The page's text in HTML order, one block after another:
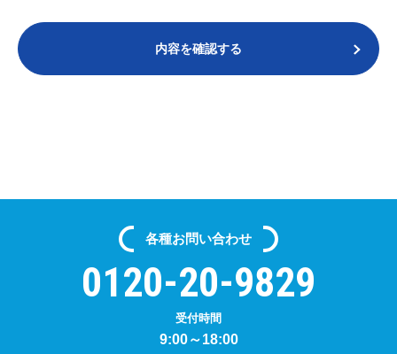
各種お問い合わせ
0120-20-9829
受付時間
9:00～18:00